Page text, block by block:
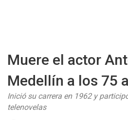
Muere el actor
Medellín a los 75
Inició su carrera en 1962 y
telenovelas